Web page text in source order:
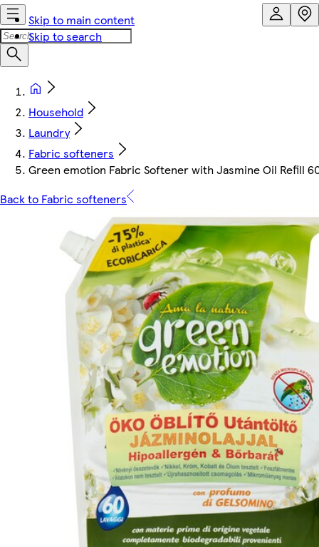
Skip to main content
Skip to search
Household
Laundry
Fabric softeners
Green emotion Fabric Softener with Jasmine Oil Refill
Back to Fabric softeners